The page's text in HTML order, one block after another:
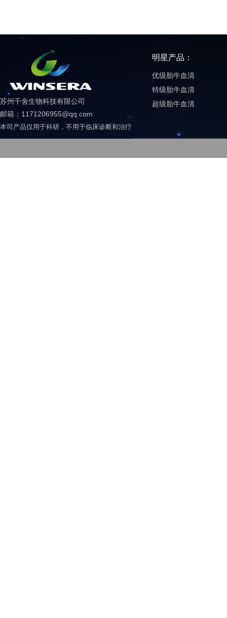
苏州千舍生物科技有限公司
邮箱：1171206955@qq.com
本司产品仅用于科研，不用于临床诊断和治疗
明星产品：
优级胎牛血清
特级胎牛血清
超级胎牛血清